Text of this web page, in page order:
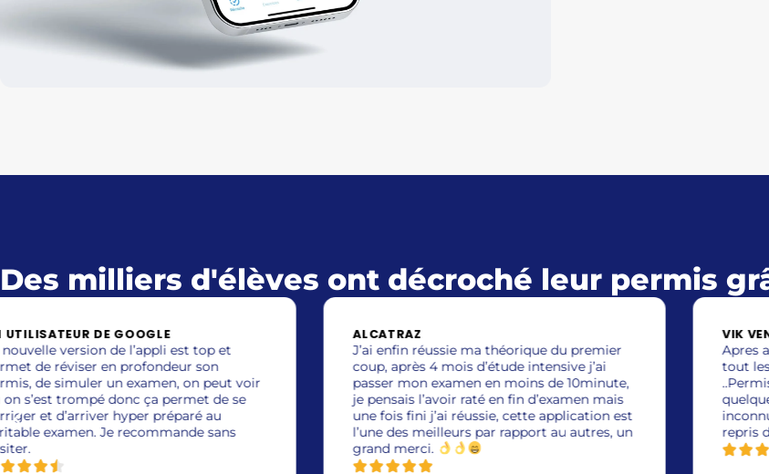
Des milliers d'élèves ont décroché leur permis
ALCATRAZ
J’ai enfin réussie ma théorique du premier
coup, après 4 mois d’étude intensive j’ai
passer mon examen en moins de 10minute,
je pensais l’avoir raté en fin d’examen mais
une fois fini j’ai réussie, cette application est
l’une des meilleurs par rapport au autres, un
Apres avoir passer 10jours dessus a passer
tout les exercices plusieurs fois par jours
..Permis réussi !!! grâce à l application
quelques questions m’etais complètement
inconnu à l examen mais la plus part était
repris dans l application …